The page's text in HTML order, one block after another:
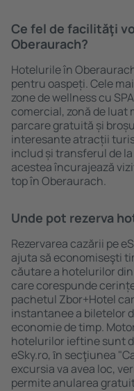
Ce fel de facilităţi
Oberaurach?
Hotelurile în
pentru oaspeți. Cele
zone de wellness cu
comercial, zonă de luat
parcare gratuită și
interesante atracții
includ și transferul de
acestea încurajează
top în Oberaurach.
Unde pot rezerva
Rezervarea cazării pe
ajuta să economiseşti
căutare a hotelurilor
care corespunde
pachetul Zbor+Hotel
instantanee a biletelor
economie de timp.
hotelurilor ieftine sunt
eSky.ro, ȋn secţiunea
excursia va avea loc,
permite anularea